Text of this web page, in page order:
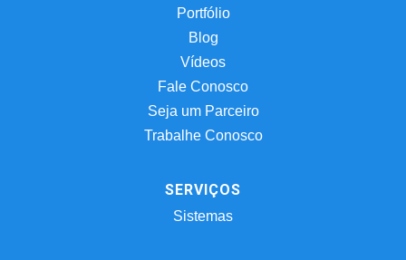
Portfólio
Blog
Vídeos
Fale Conosco
Seja um Parceiro
Trabalhe Conosco
SERVIÇOS
Sistemas